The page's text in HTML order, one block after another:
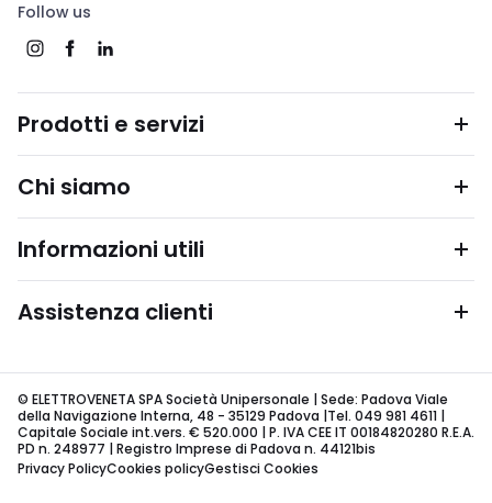
Follow us
Prodotti e servizi
Chi siamo
Informazioni utili
Assistenza clienti
© ELETTROVENETA SPA Società Unipersonale | Sede: Padova Viale
della Navigazione Interna, 48 - 35129 Padova |Tel. 049 981 4611 |
Capitale Sociale int.vers. € 520.000 | P. IVA CEE IT 00184820280 R.E.A.
PD n. 248977 | Registro Imprese di Padova n. 44121bis
Privacy PolicyCookies policyGestisci Cookies